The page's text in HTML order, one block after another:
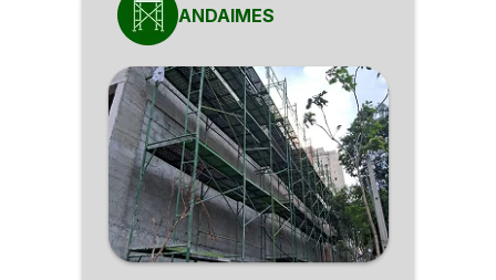
ANDAIMES